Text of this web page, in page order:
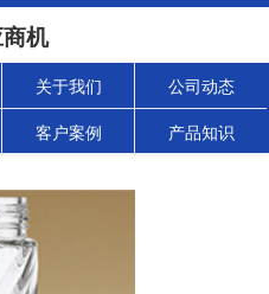
机
关于我们 公司动态
客户案例 产品知识